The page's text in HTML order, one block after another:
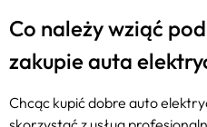
Co należy wziąć
zakupie auta
Chcąc kupić dobre auto